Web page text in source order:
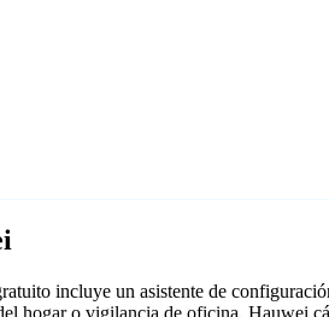
incluye un asistente de